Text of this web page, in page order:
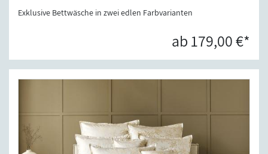
Exklusive Bettwäsche in zwei edlen Farbvarianten
ab 179,00 €*